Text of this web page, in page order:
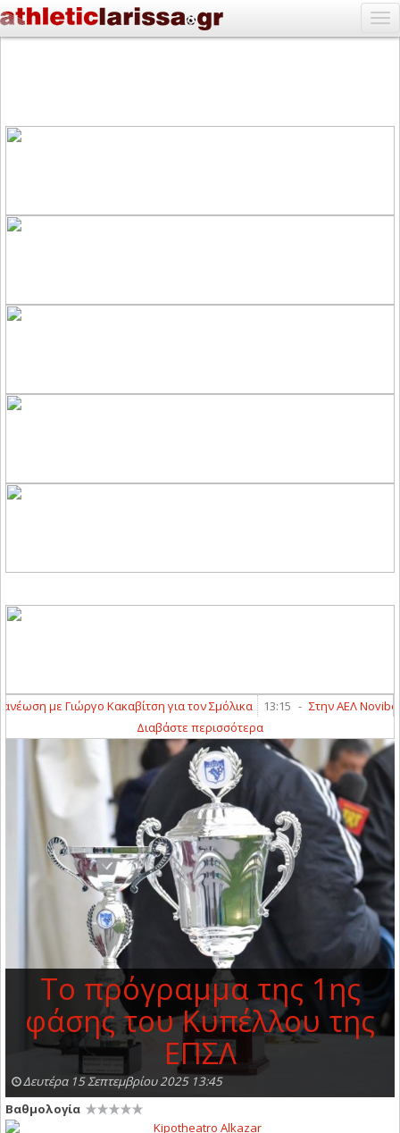
με Γιώργο Κακαβίτση για τον Σμόλικα 13:15 - Στην ΑΕΛ Novibet ο
Διαβάστε περισσότερα
Το πρόγραμμα της 1ης
φάσης του Κυπέλλου της
ΕΠΣΛ
Δευτέρα 15 Σεπτεμβρίου 2025 13:45
Βαθμολογία